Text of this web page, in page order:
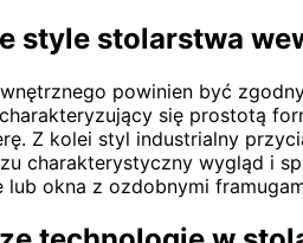
style stolarstwa
powinien być
się prostotą
Z kolei styl industrialny
charakterystyczny wygląd i
okna z ozdobnymi